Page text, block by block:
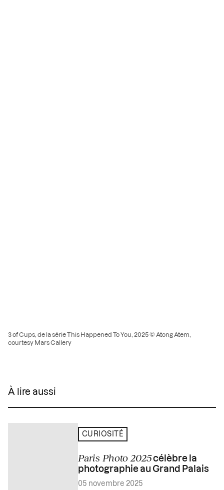
3 of Cups, de la série This Happened To You, 2025 © Atong Atem,
courtesy Mars Gallery
À lire aussi
CURIOSITÉ
Paris Photo 2025célèbre la
photographie au Grand Palais
05 novembre 2025